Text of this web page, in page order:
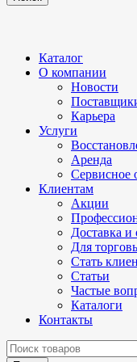
Каталог
О компании
Новости
Карьера
Услуги
Аренда
Сервисное
Клиентам
Акции
Доставка и
Для
Стать
Статьи
Частые
Каталоги
Контакты